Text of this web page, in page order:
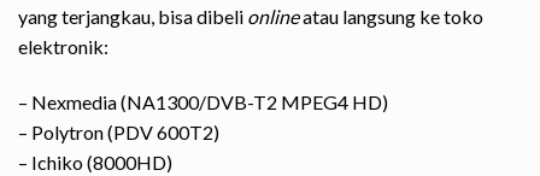
yang terjangkau, bisa dibeli onlineatau langsung ke toko
elektronik:
– Nexmedia (NA1300/DVB-T2 MPEG4 HD)
– Polytron (PDV 600T2)
– Ichiko (8000HD)